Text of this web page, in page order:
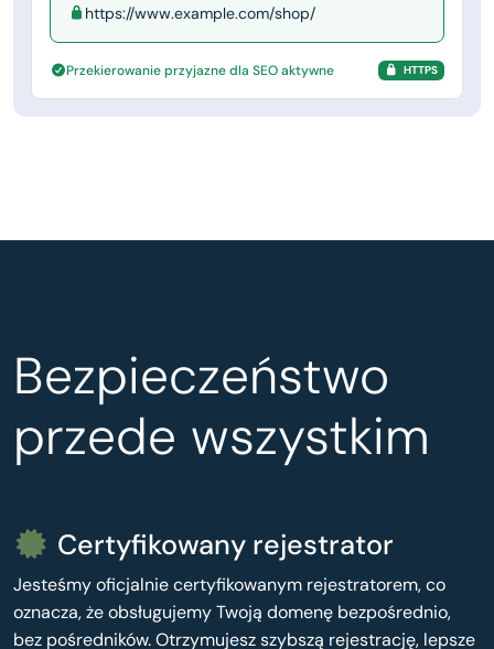
https://www.example.com/shop/
Przekierowanie przyjazne dla SEO aktywne HTTPS
Bezpieczeństwo
przede wszystkim
Certyfikowany rejestrator
Jesteśmy oficjalnie certyfikowanym rejestratorem, co
oznacza, że obsługujemy Twoją domenę bezpośrednio,
bez pośredników. Otrzymujesz szybszą rejestrację, lepsze